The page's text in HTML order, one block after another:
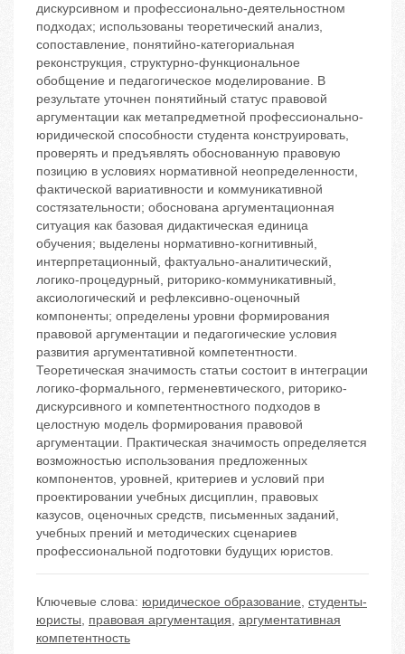
дискурсивном и профессионально-деятельностном
подходах; использованы теоретический анализ,
сопоставление, понятийно-категориальная
реконструкция, структурно-функциональное
обобщение и педагогическое моделирование. В
результате уточнен понятийный статус правовой
аргументации как метапредметной профессионально-
юридической способности студента конструировать,
проверять и предъявлять обоснованную правовую
позицию в условиях нормативной неопределенности,
фактической вариативности и коммуникативной
состязательности; обоснована аргументационная
ситуация как базовая дидактическая единица
обучения; выделены нормативно-когнитивный,
интерпретационный, фактуально-аналитический,
логико-процедурный, риторико-коммуникативный,
аксиологический и рефлексивно-оценочный
компоненты; определены уровни формирования
правовой аргументации и педагогические условия
развития аргументативной компетентности.
Теоретическая значимость статьи состоит в интеграции
логико-формального, герменевтического, риторико-
дискурсивного и компетентностного подходов в
целостную модель формирования правовой
аргументации. Практическая значимость определяется
возможностью использования предложенных
компонентов, уровней, критериев и условий при
проектировании учебных дисциплин, правовых
казусов, оценочных средств, письменных заданий,
учебных прений и методических сценариев
профессиональной подготовки будущих юристов.
Ключевые слова: юридическое образование, студенты-
юристы, правовая аргументация, аргументативная
компетентность